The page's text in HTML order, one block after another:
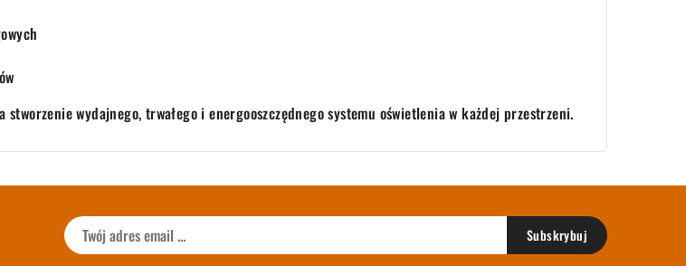
stworzenie wydajnego, trwałego i energooszczędnego systemu oświetlenia w każdej przestrzeni.